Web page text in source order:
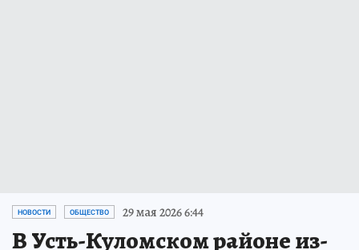
НОВОСТИ ОБЩЕСТВО 29 мая 2026 6:44
В Усть-Куломском районе из-